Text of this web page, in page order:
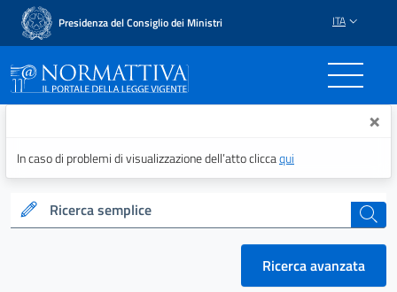
Presidenza del Consiglio dei Ministri ITA
Normattiva - Il portale ×
In caso di problemi di visualizzazione dell’atto cliccaqui
Ricerca semplice cerca
Ricerca avanzata